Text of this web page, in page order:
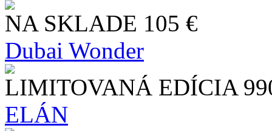
NA SKLADE 105 €
Dubai Wonder
LIMITOVANÁ EDÍCIA
ELÁN